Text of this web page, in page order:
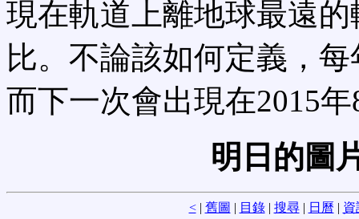
現在軌道上離地球最遠
比。不論該如何定義，
而下一次會出現在2015
明日的圖
<| 舊圖 | 目錄| 搜尋| 日曆 | 資